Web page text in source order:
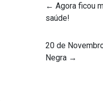
← Agora ficou
saúde!
20 de
Negra →